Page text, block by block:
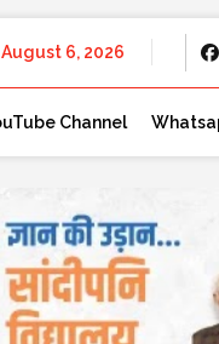
August 6, 2026
Channel